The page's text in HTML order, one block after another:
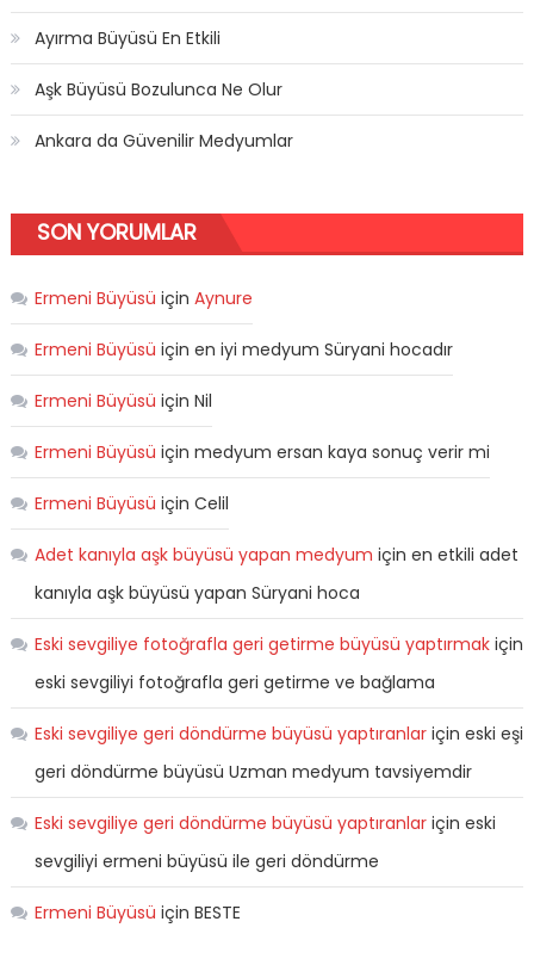
Ayırma Büyüsü En Etkili
Aşk Büyüsü Bozulunca Ne Olur
Ankara da Güvenilir Medyumlar
SON YORUMLAR
Ermeni Büyüsü için Aynure
Ermeni Büyüsü için en iyi medyum Süryani hocadır
Ermeni Büyüsü için Nil
Ermeni Büyüsü için medyum ersan kaya sonuç verir mi
Ermeni Büyüsü için Celil
Adet kanıyla aşk büyüsü yapan medyum için en etkili adet
kanıyla aşk büyüsü yapan Süryani hoca
Eski sevgiliye fotoğrafla geri getirme büyüsü yaptırmakiçin
eski sevgiliyi fotoğrafla geri getirme ve bağlama
Eski sevgiliye geri döndürme büyüsü yaptıranlariçin eski eşi
geri döndürme büyüsü Uzman medyum tavsiyemdir
Eski sevgiliye geri döndürme büyüsü yaptıranlariçin eski
sevgiliyi ermeni büyüsü ile geri döndürme
Ermeni Büyüsü için BESTE